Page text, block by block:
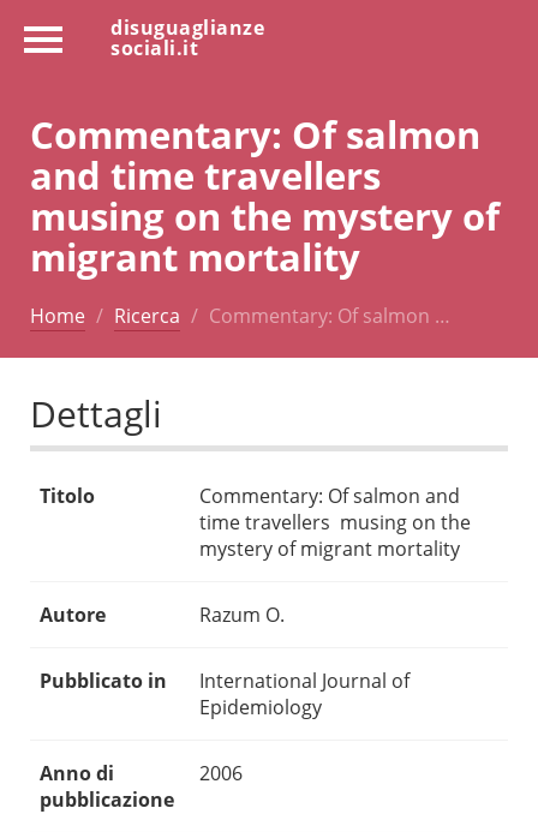
disuguaglianze
sociali.it
Commentary: Of salmon
and time travellers 
musing on the mystery of
migrant mortality
Home Ricerca Commentary: Of salmon …
Dettagli
Titolo
Commentary: Of salmon and
time travellers  musing on the
mystery of migrant mortality
Autore Razum O.
Pubblicato in
International Journal of
Epidemiology
Anno di
pubblicazione
2006